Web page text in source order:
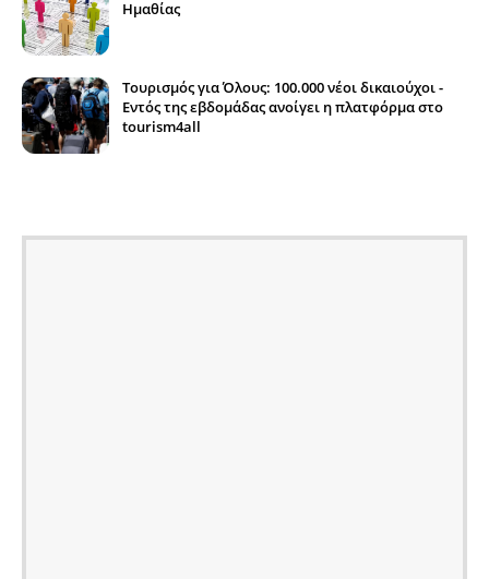
Ημαθίας
Τουρισμός για Όλους: 100.000 νέοι δικαιούχοι -
Εντός της εβδομάδας ανοίγει η πλατφόρμα στο
tourism4all